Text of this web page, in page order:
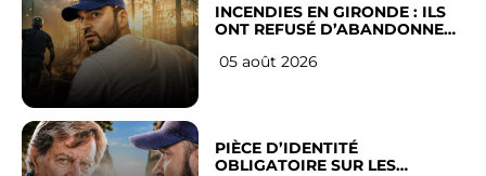
INCENDIES EN GIRONDE : ILS
ONT REFUSÉ D’ABANDONNER
05 août 2026
PIÈCE D’IDENTITÉ
OBLIGATOIRE SUR LES